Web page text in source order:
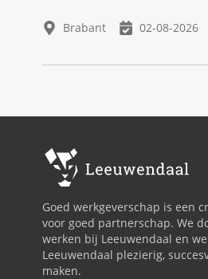
Brabant 02-08-2026
Goed werkgeverschap is een
voor goed partnerschap. We
werken bij Leeuwendaal en
Leeuwendaal plezierig,
maken.